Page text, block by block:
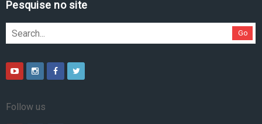
Pesquise no site
Go
Follow us